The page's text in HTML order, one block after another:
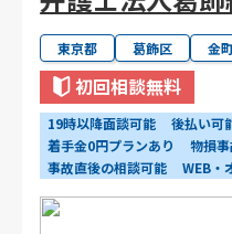
東京都 葛飾区 金
初回相談無料
19時以降面談可能 後払い可
着手金0円プランあり
物損
事故直後の相談可能
WEB・